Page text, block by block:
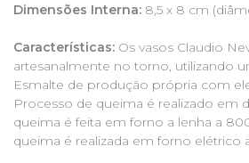
Dimensões Interna: 8,5 x 8 cm
Características: Os vasos Claudio
artesanalmente no torno, utilizando
Esmalte de produção própria com
Processo de queima é realizado em
queima é feita em forno a lenha a
queima é realizada em forno elétrico a